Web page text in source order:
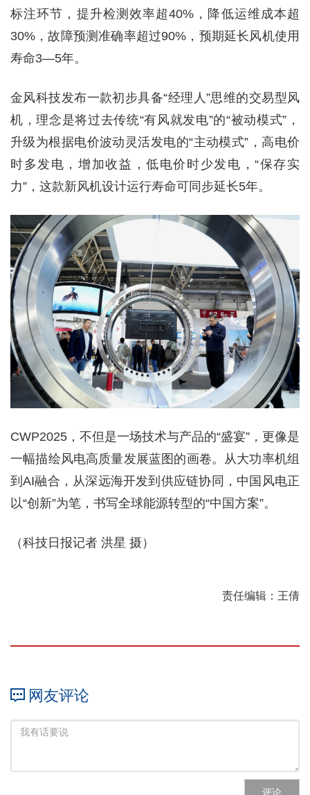
标注环节，提升检测效率超40%，降低运维成本超
30%，故障预测准确率超过90%，预期延长风机使用
寿命3—5年。
金风科技发布一款初步具备“经理人”思维的交易型风
机，理念是将过去传统“有风就发电”的“被动模式”，
升级为根据电价波动灵活发电的“主动模式”，高电价
时多发电，增加收益，低电价时少发电，“保存实
力”，这款新风机设计运行寿命可同步延长5年。
CWP2025，不但是一场技术与产品的“盛宴”，更像是
一幅描绘风电高质量发展蓝图的画卷。从大功率机组
到AI融合，从深远海开发到供应链协同，中国风电正
以“创新”为笔，书写全球能源转型的“中国方案”。
（科技日报记者 洪星 摄）
责任编辑：王倩
网友评论
评论